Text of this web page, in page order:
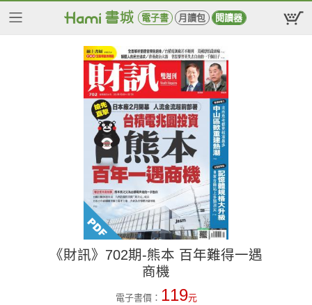
電子書 月讀包 閱讀器
《財訊》702期-熊本 百年難得一遇
商機
電子書價： 119元